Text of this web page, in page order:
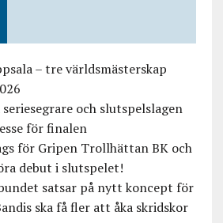
– tre världsmästerskap
och slutspelslagen
för finalen
för Gripen Trollhättan BK och
debut i slutspelet!
satsar på nytt koncept för
ska få fler att åka skridskor